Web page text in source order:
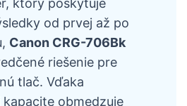
ktorý poskytuje
od prvej až po
Canon CRG-706Bk
riešenie pre
tlač. Vďaka
obmedzuje